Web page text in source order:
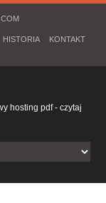
HISTORIA KONTAKT
hosting pdf - czytaj